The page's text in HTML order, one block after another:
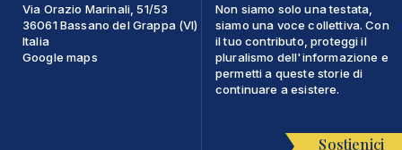
Via Orazio Marinali, 51/53
36061 Bassano del Grappa (VI)
Italia
Google maps
Non siamo solo una testata,
siamo una voce collettiva. Con
il tuo contributo, proteggi il
pluralismo dell'informazione e
permetti a queste storie di
continuare a esistere.
Sostienici